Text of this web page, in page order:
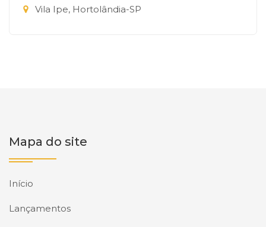
Vila Ipe, Hortolândia-SP
Mapa do site
Início
Lançamentos